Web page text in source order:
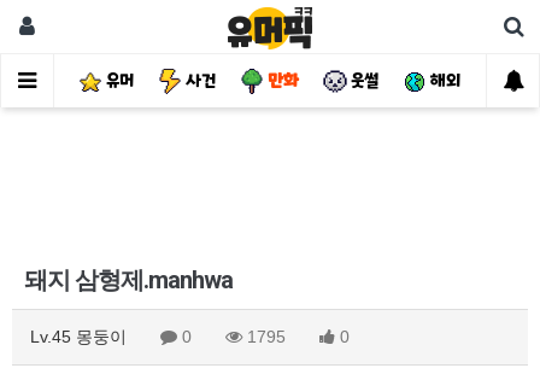
유머 사건 만화 웃썰 해외 핫
돼지 삼형제.manhwa
Lv.45 몽둥이 0 1795 0